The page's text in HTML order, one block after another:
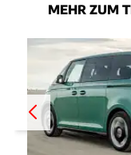
MEHR ZUM